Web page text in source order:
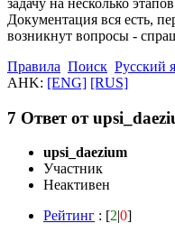
Документация вся есть,
возникнут вопросы -
Правила Поиск Русский
AHK: [ENG] [RUS]
7 Ответ от
upsi_daezium
Участник
Неактивен
Рейтинг : [2|0]